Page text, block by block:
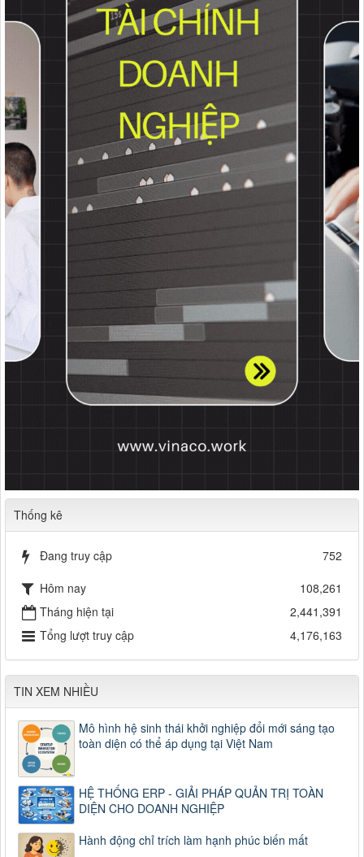
Thống kê
Đang truy cập
752
Hôm nay
108,261
Tháng hiện tại
2,441,391
Tổng lượt truy cập
4,176,163
TIN XEM NHIỀU
Mô hình hệ sinh thái khởi nghiệp đổi mới sáng tạo
toàn diện có thể áp dụng tại Việt Nam
HỆ THỐNG ERP - GIẢI PHÁP QUẢN TRỊ TOÀN
DIỆN CHO DOANH NGHIỆP
Hành động chỉ trích làm hạnh phúc biến mất